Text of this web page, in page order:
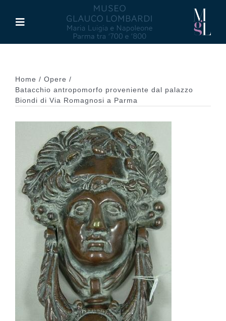
contenuto
Toggle
Maria Luigia d’Asburgo
Glauco Lombardi
Palazzo di Riserva
Attività
Pubblicazioni
Collezione
Contatti e biglietti
Home
Opere
Batacchio antropomorfo proveniente dal palazzo
Biondi di Via Romagnosi a Parma